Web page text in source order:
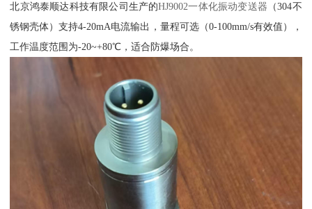
北京鸿泰顺达科技有限公司生产的‌HJ9002一体化振动变送器 ‌（304不
锈钢壳体）支持4-20mA电流输出 ，量程可选（0-100mm/s有效值），
工作温度范围为-20~+80℃，适合防爆场合。 ‌